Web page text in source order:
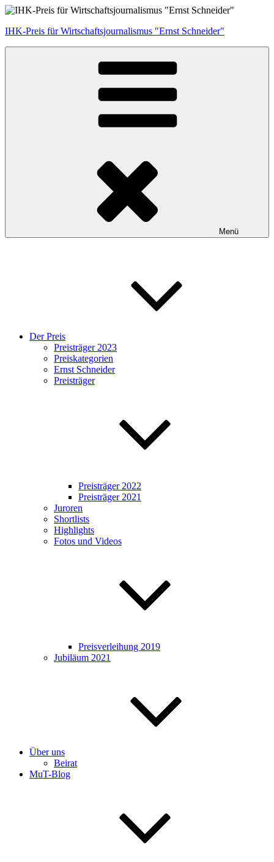
Zum
springen
IHK-Preis für Wirtschaftsjournalismus "Ernst Schneider"
Menü
Der Preis
Preisträger 2023
Preiskategorien
Ernst Schneider
Preisträger
Preisträger 2022
Preisträger 2021
Juroren
Shortlists
Highlights
Fotos und Videos
Preisverleihung 2019
Jubiläum 2021
Über uns
Beirat
MuT-Blog